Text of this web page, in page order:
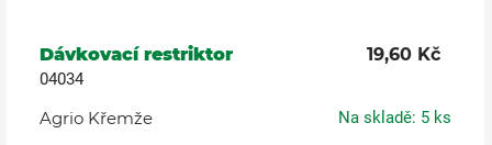
Dávkovací restriktor 19,60 Kč
04034
Agrio Křemže Na skladě: 5 ks